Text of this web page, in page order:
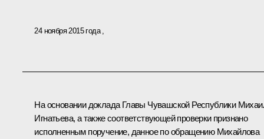
24 ноября 2015 года
На основании доклада Главы Чувашской Республики
Игнатьева, а также соответствующей проверки признано
исполненным поручение, данное по обращению Михайлова